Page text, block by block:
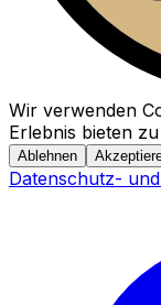
Wir verwenden
Erlebnis bieten
Ablehnen
Datenschutz-